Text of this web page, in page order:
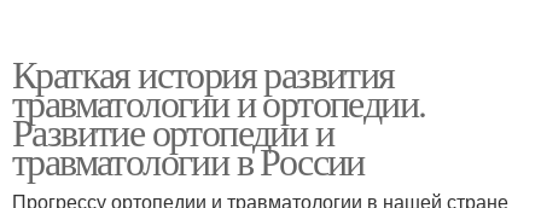
Краткая история развития
травматологии и ортопедии.
Развитие ортопедии и
травматологии в России
Прогрессу ортопедии и травматологии в нашей стране